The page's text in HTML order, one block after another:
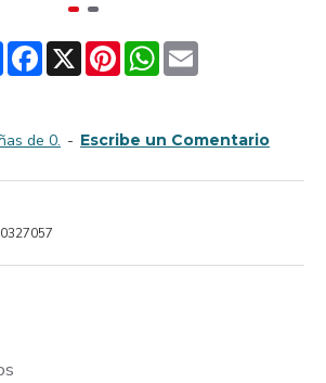
ShareFacebook
X PinterestWhatsApp
Email
de 0. - Escribe un Comentario